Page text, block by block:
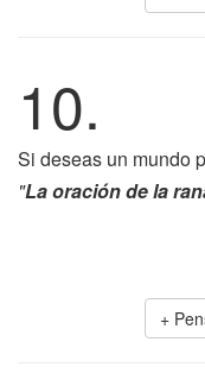
10.
Si deseas un mundo
"La oración de la
+